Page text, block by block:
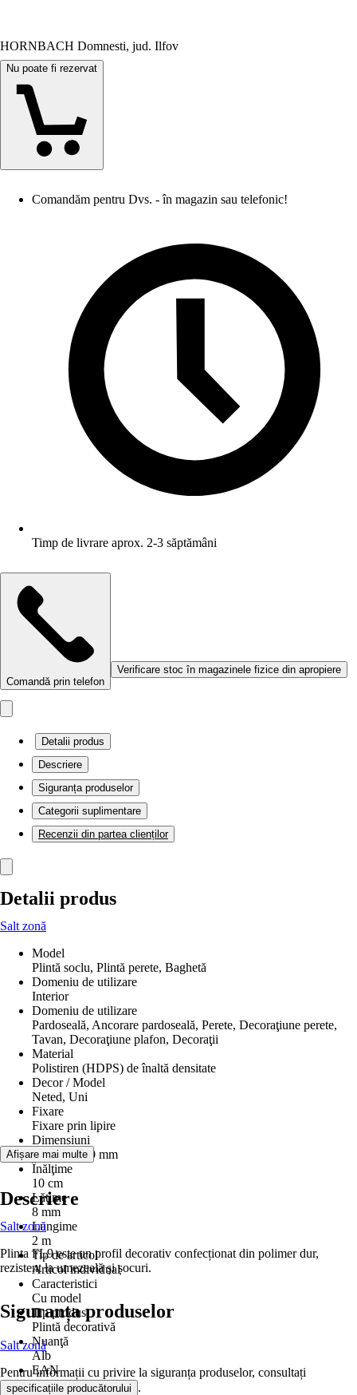
HORNBACH Domnesti, jud. Ilfov
Nu poate fi rezervat
Comandăm pentru Dvs. - în magazin sau telefonic!
Timp de livrare aprox. 2-3 săptămâni
Comandă prin telefon
Verificare stoc în magazinele fizice din apropiere
Detalii produs
Descriere
Siguranța produselor
Categorii suplimentare
Recenzii din partea clienților
Detalii produs
Salt zonă
Model
Plintă soclu, Plintă perete, Baghetă
Domeniu de utilizare
Interior
Domeniu de utilizare
Pardoseală, Ancorare pardoseală, Perete, Decoraţiune perete,
Tavan, Decoraţiune plafon, Decoraţii
Material
Polistiren (HDPS) de înaltă densitate
Decor / Model
Neted, Uni
Fixare
Fixare prin lipire
Dimensiuni
100x8x2000 mm
Înălţime
10 cm
Lăţime
8 mm
Lungime
2 m
Tip de articol
Articol individual
Caracteristici
Cu model
Tip produs
Plintă decorativă
Nuanţă
Alb
EAN
5412938965347
Afișare mai multe
Descriere
Salt zonă
Plinta FL9 este un profil decorativ confecționat din polimer dur,
rezistent la umezeală și șocuri.
Siguranța produselor
Salt zonă
Pentru informații cu privire la siguranța produselor, consultați
specificațiile producătorului .